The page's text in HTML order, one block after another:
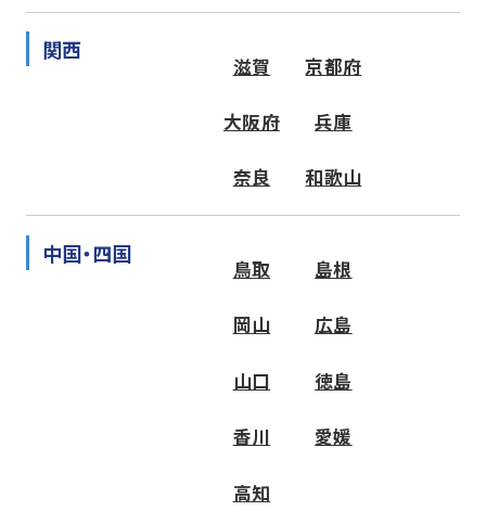
関西
滋賀 京都府
大阪府 兵庫
奈良 和歌山
中国・四国
鳥取 島根
岡山 広島
山口 徳島
香川 愛媛
高知